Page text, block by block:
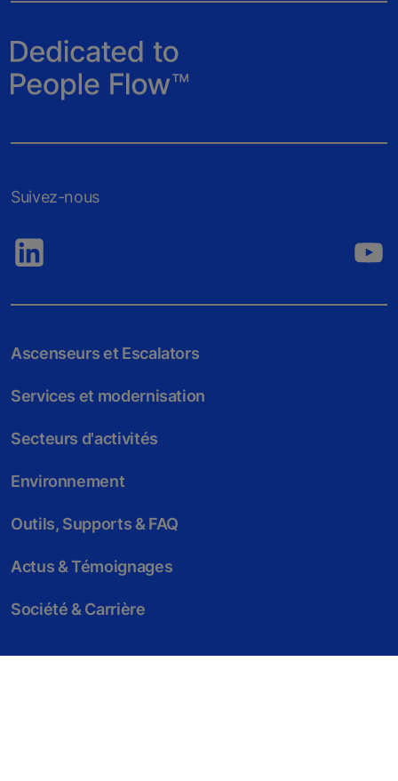
Suivez-nous
Ascenseurs et Escalators
Services et modernisation
Secteurs d'activités
Environnement
Outils, Supports & FAQ
Actus & Témoignages
Société & Carrière